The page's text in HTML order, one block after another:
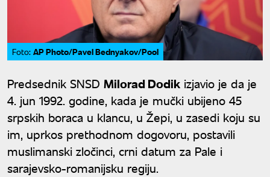
Foto: AP Photo/Pavel Bednyakov/Pool
Predsednik SNSD Milorad Dodik izjavio je da je
4. jun 1992. godine, kada je mučki ubijeno 45
srpskih boraca u klancu, u Žepi, u zasedi koju su
im, uprkos prethodnom dogovoru, postavili
muslimanski zločinci, crni datum za Pale i
sarajevsko-romanijsku regiju.